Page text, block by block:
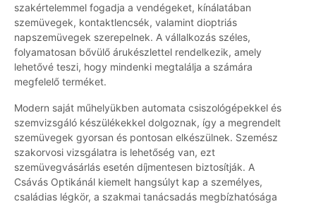
szakértelemmel fogadja a vendégeket, kínálatában
szemüvegek, kontaktlencsék, valamint dioptriás
napszemüvegek szerepelnek. A vállalkozás széles,
folyamatosan bővülő árukészlettel rendelkezik, amely
lehetővé teszi, hogy mindenki megtalálja a számára
megfelelő terméket.
Modern saját műhelyükben automata csiszológépekkel és
szemvizsgáló készülékekkel dolgoznak, így a megrendelt
szemüvegek gyorsan és pontosan elkészülnek. Szemész
szakorvosi vizsgálatra is lehetőség van, ezt
szemüvegvásárlás esetén díjmentesen biztosítják. A
Csávás Optikánál kiemelt hangsúlyt kap a személyes,
családias légkör, a szakmai tanácsadás megbízhatósága